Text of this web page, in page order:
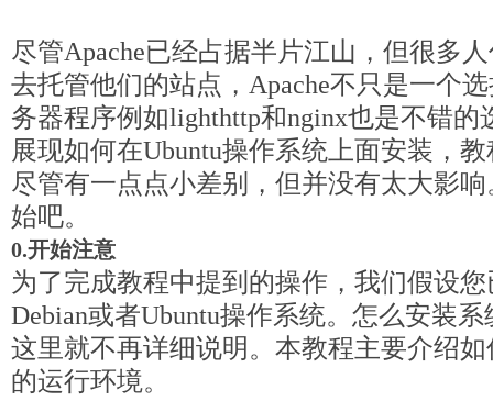
尽管Apache已经占据半片江山，但很多
去托管他们的站点，Apache不只是一个
务器程序例如lighthttp和nginx也是不错的
展现如何在Ubuntu操作系统上面安装，
尽管有一点点小差别，但并没有太大影
始吧。
0.开始注意
为了完成教程中提到的操作，我们假设
Debian或者Ubuntu操作系统。怎么安装
这里就不再详细说明。本教程主要介绍
的运行环境。